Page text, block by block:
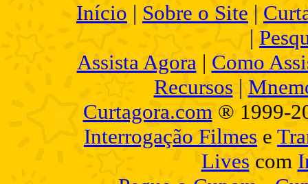
Início | Sobre o Site |
|
Assista Agora| Como
Recursos |
Curtagora.com® 1999-
Interrogação Filmes e
Lives com